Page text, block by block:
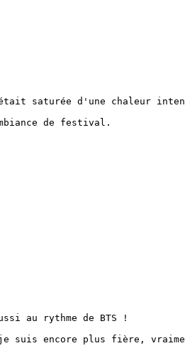
saturée d'une chaleur
de festival.
au rythme de BTS !
je suis encore plus fière,